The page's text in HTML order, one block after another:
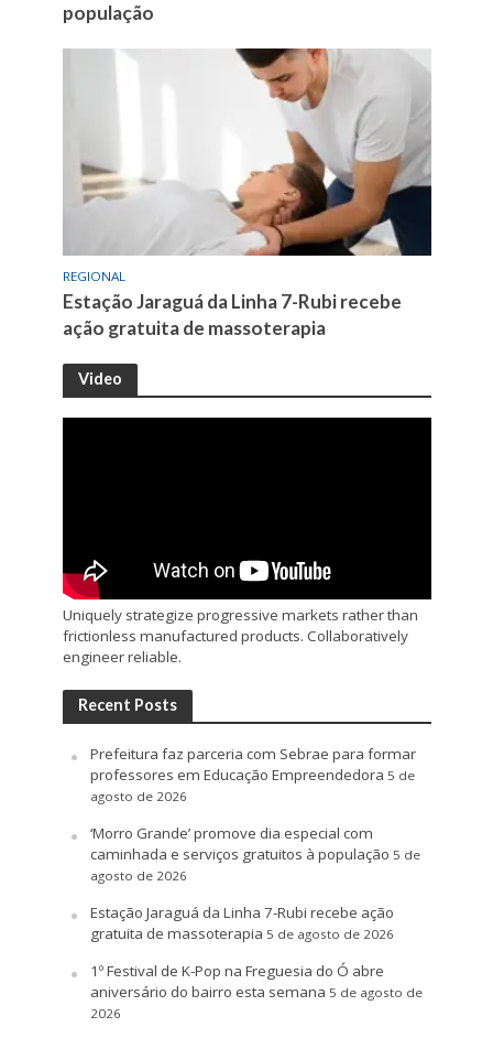
população
REGIONAL
Estação Jaraguá da Linha 7-Rubi recebe
ação gratuita de massoterapia
Video
Uniquely strategize progressive markets rather than
frictionless manufactured products. Collaboratively
engineer reliable.
Recent Posts
Prefeitura faz parceria com Sebrae para formar
professores em Educação Empreendedora 5 de
agosto de 2026
‘Morro Grande’ promove dia especial com
caminhada e serviços gratuitos à população 5 de
agosto de 2026
Estação Jaraguá da Linha 7-Rubi recebe ação
gratuita de massoterapia 5 de agosto de 2026
1º Festival de K-Pop na Freguesia do Ó abre
aniversário do bairro esta semana 5 de agosto de
2026